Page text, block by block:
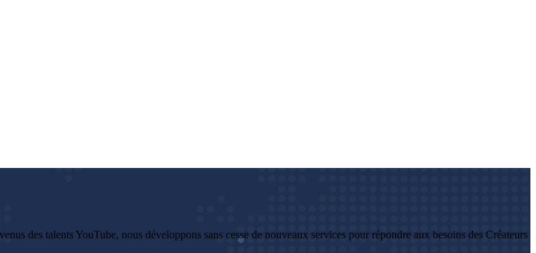
des talents YouTube, nous développons sans cesse de nouveaux services pour répondre aux besoins des Créateurs